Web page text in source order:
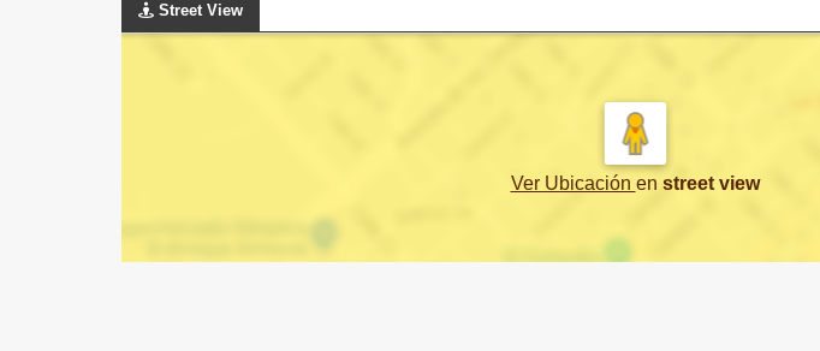
Street View
Ver Ubicación en street view